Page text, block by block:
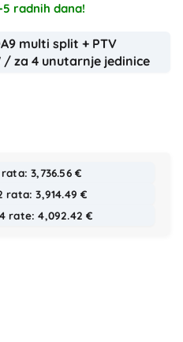
radnih dana!
multi split + PTV
za 4 unutarnje jedinice
3,736.56 €
rata: 3,914.49 €
rate: 4,092.42 €